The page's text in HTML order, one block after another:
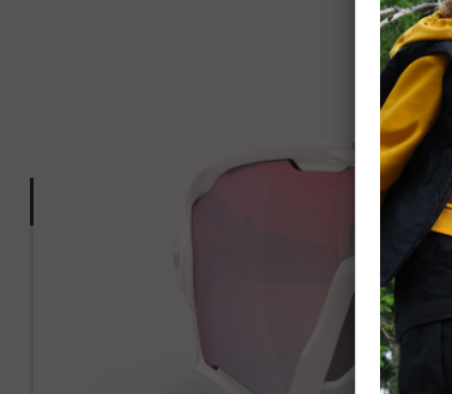
Jawbreaker&trade;